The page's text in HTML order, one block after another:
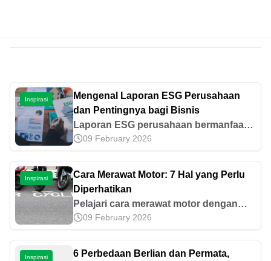
Inspirasi
Mengenal Laporan ESG Perusahaan
dan Pentingnya bagi Bisnis
Laporan ESG perusahaan bermanfaat
bagi perusahaan, investor, karyawan,
dan lingkungan dalam mendukung
bisnis berkelanjutan. Pelajari manfaat
lengkapnya di sini!
09 February 2026
Inspirasi
Cara Merawat Motor: 7 Hal yang Perlu
Diperhatikan
Pelajari cara merawat motor dengan
benar. Dalam artikel ini, kami bagikan 7
tips penting untuk menjaga kesehatan
dan kinerja motor Anda.
09 February 2026
Inspirasi
6 Perbedaan Berlian dan Permata,